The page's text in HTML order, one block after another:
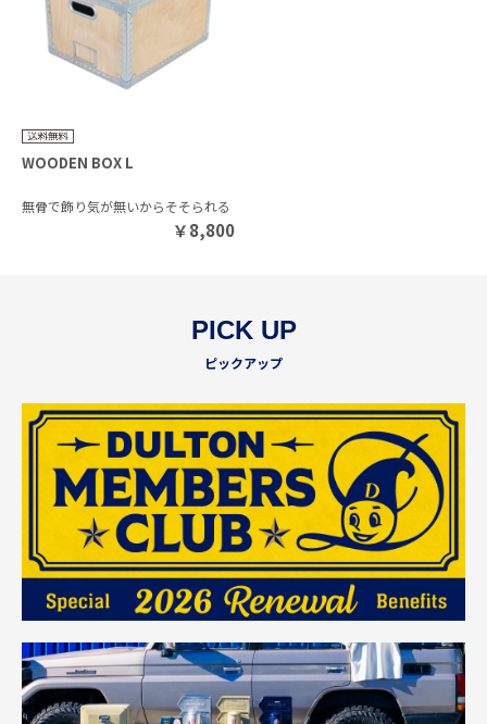
WOODEN BOX L
無骨で飾り気が無いからそそられる
￥8,800
PICK UP
ピックアップ